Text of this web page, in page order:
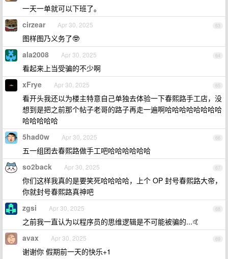
一天一单就可以下班了。
63
cirzear Apr 30, 2025
图样图乃义务了🤓
64
ala2008 Apr 30, 2025
看起来上当受骗的不少啊
65
xFrye Apr 30, 2025
看开头我还以为楼主特意自己单独去体验一下春熙路手工店，没
想到是把之前那个帖子老哥的路子再走一遍啊哈哈哈哈哈哈哈哈
哈哈哈哈哈
66
5had0w Apr 30, 2025
五一组团去春熙路做手工吧哈哈哈哈哈哈
67
so2back Apr 30, 2025
你们这样我真的是要笑死哈哈哈哈，上个 OP 封号春熙路大帝，
你就封号春熙路真神吧
68
zgsi Apr 30, 2025
之前我一直认为以程序员的思维逻辑是不可能被骗的...🤙
69
avax Apr 30, 2025
谢谢你 假期前一天的快乐+1